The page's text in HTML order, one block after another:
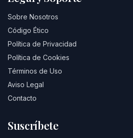
Sobre Nosotros
Código Ético
Política de Privacidad
Política de Cookies
Términos de Uso
Aviso Legal
Contacto
Suscríbete